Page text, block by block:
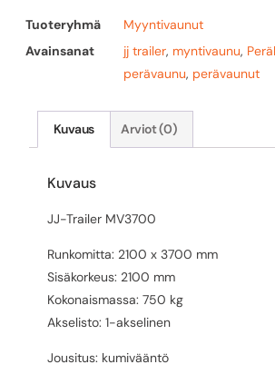
Tuoteryhmä
Myyntivaunut
Avainsanat
jj trailer, myntivaunu,
perävaunu, perävaunut
Kuvaus Arviot (0)
Kuvaus
JJ-Trailer MV3700
Runkomitta: 2100 x 3700 mm
Sisäkorkeus: 2100 mm
Kokonaismassa: 750 kg
Akselisto: 1-akselinen
Jousitus: kumivääntö